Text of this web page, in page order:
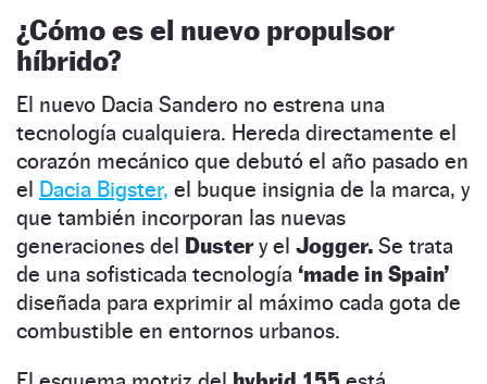
¿Cómo es el nuevo propulsor
híbrido?
El nuevo Dacia Sandero no estrena una
tecnología cualquiera. Hereda directamente el
corazón mecánico que debutó el año pasado en
el Dacia Bigster, el buque insignia de la marca, y
que también incorporan las nuevas
generaciones del
Dustery el Jogger. Se trata
de una sofisticada tecnología ‘made in Spain’
diseñada para exprimir al máximo cada gota de
combustible en entornos urbanos.